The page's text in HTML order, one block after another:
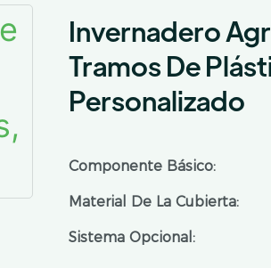
Invernadero
Tramos De
Personalizado
Componente Básico:
Material De La Cubierta:
Sistema Opcional: